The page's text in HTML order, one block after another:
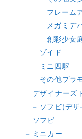
フレーム
メガミデ
創彩少女
ゾイド
ミニ四駆
その他プラ
デザイナーズ
ソフビ(デ
ソフビ
ミニカー